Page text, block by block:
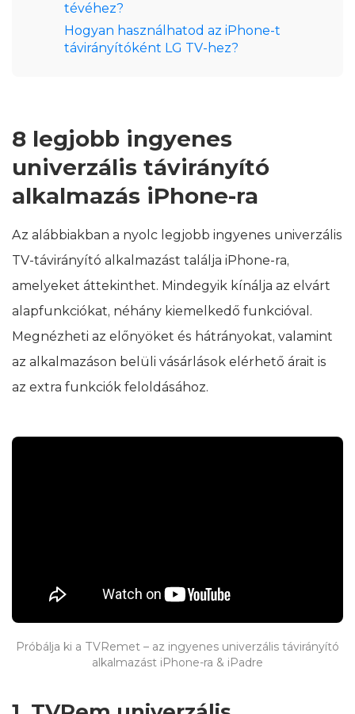
tévéhez?
Hogyan használhatod az iPhone-t
távirányítóként LG TV-hez?
8 legjobb ingyenes
univerzális távirányító
alkalmazás iPhone-ra
Az alábbiakban a nyolc legjobb ingyenes univerzális
TV-távirányító alkalmazást találja iPhone-ra,
amelyeket áttekinthet. Mindegyik kínálja az elvárt
alapfunkciókat, néhány kiemelkedő funkcióval.
Megnézheti az előnyöket és hátrányokat, valamint
az alkalmazáson belüli vásárlások elérhető árait is
az extra funkciók feloldásához.
Próbálja ki a TVRemet – az ingyenes univerzális távirányító
alkalmazást iPhone-ra & iPadre